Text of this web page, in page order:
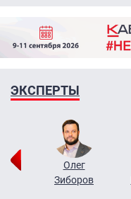
ЭКСПЕРТЫ
Олег
Зиборов